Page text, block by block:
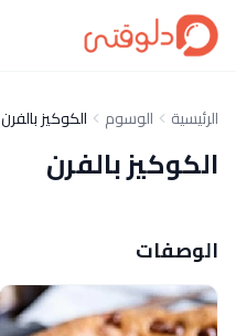
الرئيسية الوسوم الكوكيز بالفرن
الكوكيز بالفرن
الوصفات